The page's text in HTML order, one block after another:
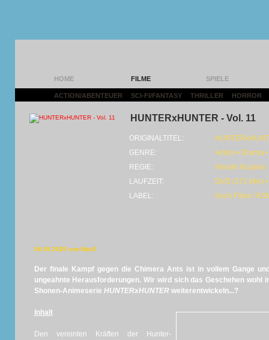
HOME FILME SPIELE
ACTION/ABENTEUER SCI-FI/FANTASY THRILLER HORROR
HUNTERxHUNTER - Vol. 11
ORIGINALTITEL:
GENRE:
Action • Drama
REGIE:
Hiroshi Koujina
LAUFZEIT:
DVD (271 Min)
LABEL:
Koch Films /
04.09.2020 von MarS
Der finale Kampf gegen die Chimera Ants ist in vollem Gange
ungeahnte Herausforderungen. Wir wird sich das Geschehen wohl
Shonen-Animeserie HUNTERxHUNTER weiterentwickeln...?
Inhalt
Den vereinten Kräften der Hunter-